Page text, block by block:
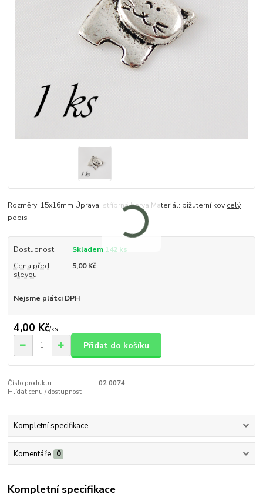
Rozměry: 15x16mm Úprava: stříbrná barva Materiál: bižuterní kov celý
popis
Dostupnost
Skladem 142 ks
Cena před
slevou
5,00 Kč
Nejsme plátci DPH
4,00 Kč/ks
Přidat do košíku
Číslo produktu:
02 0074
Hlídat cenu / dostupnost
Kompletní specifikace
Komentáře 0
Kompletní specifikace